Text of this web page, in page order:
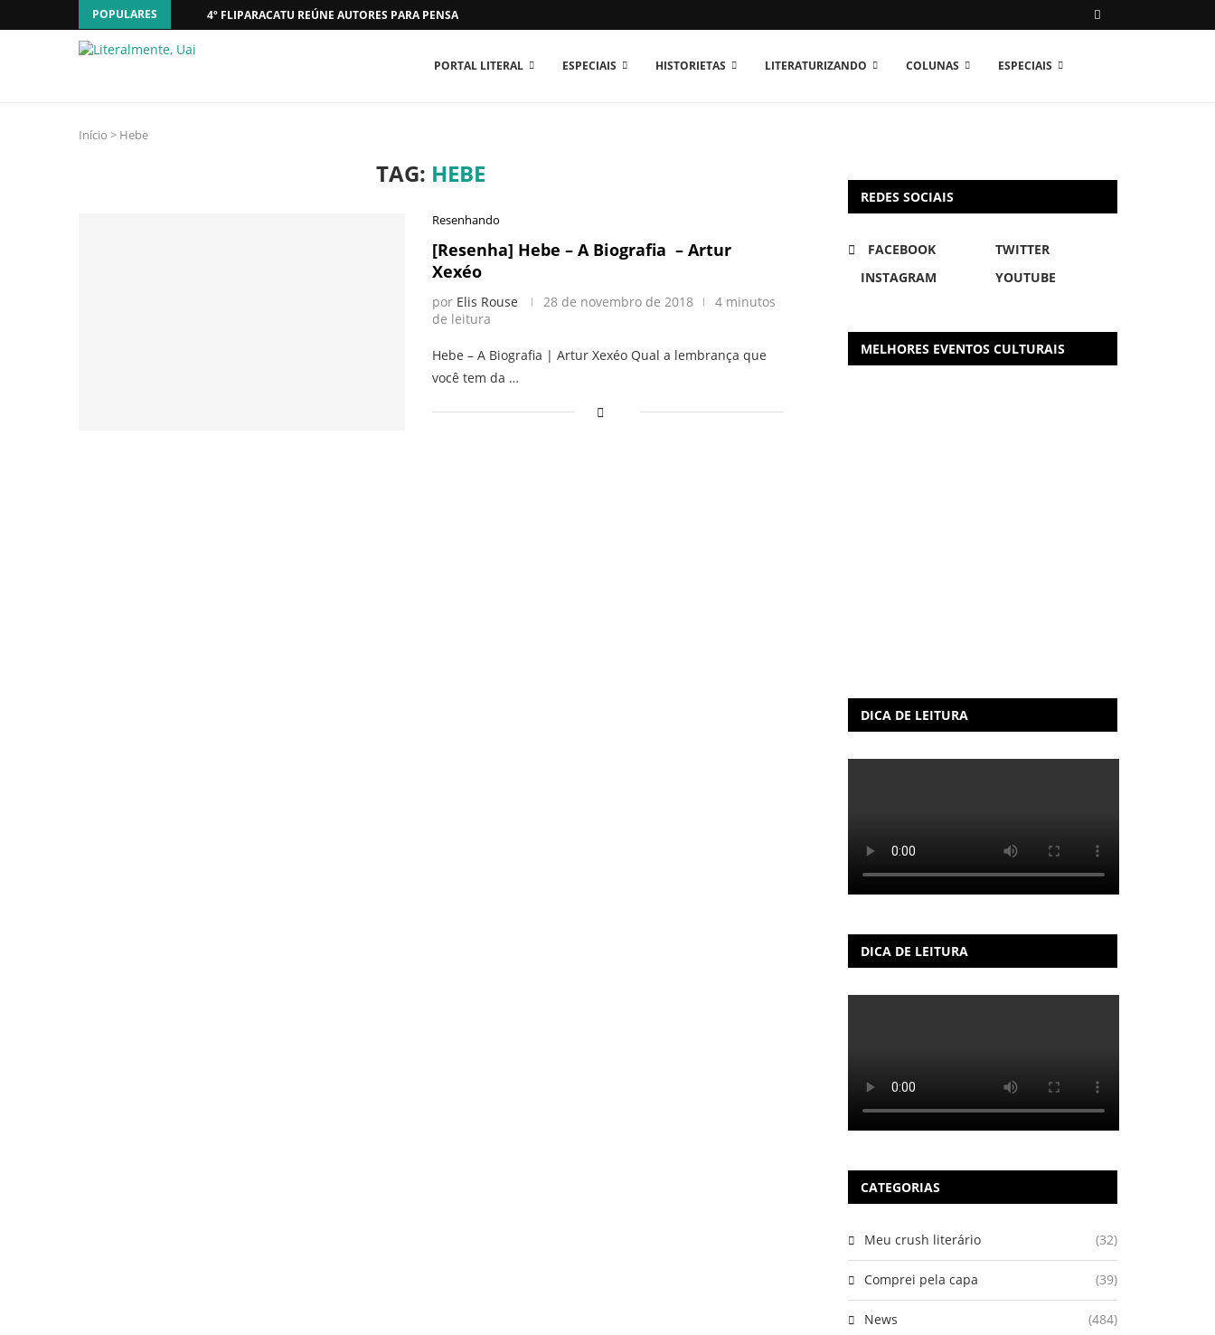
POPULARES 4º FLIPARACATU REÚNE AUTORES PARA PENSAR O MUNDO...
PORTAL LITERAL ESPECIAIS HISTORIETAS LITERATURIZANDO COLUNAS ESPECIAIS
Início > Hebe
TAG: HEBE
Resenhando
[Resenha] Hebe – A Biografia – Artur
Xexéo
por Elis Rouse 28 de novembro de 2018
4 minutos
de leitura
Hebe – A Biografia | Artur Xexéo Qual a lembrança que
você tem da …
REDES SOCIAIS
FACEBOOK
TWITTER
INSTAGRAM
YOUTUBE
MELHORES EVENTOS CULTURAIS
DICA DE LEITURA
DICA DE LEITURA
CATEGORIAS
Meu crush literário (32)
Comprei pela capa (39)
News (484)